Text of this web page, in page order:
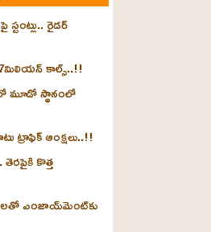
రైడర్
కాల్స్..!!
మూడో స్థానంలో
ట్రాఫిక్ ఆంక్షలు..!!
తెరపైకి కొత్త
ఎంజాయ్‌మెంట్‌కు